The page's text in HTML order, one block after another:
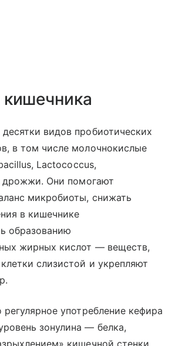
видов пробиотических
в том числе молочнокислые
Lactococcus,
дрожжи. Они помогают
микробиоты, снижать
в кишечнике
образованию
жирных кислот — веществ,
слизистой и укрепляют
употребление кефира
зонулина — белка,
кишечной стенки.